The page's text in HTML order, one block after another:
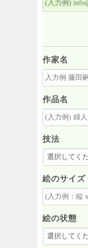
作家名
作品名
技法
絵のサイズ
絵の状態